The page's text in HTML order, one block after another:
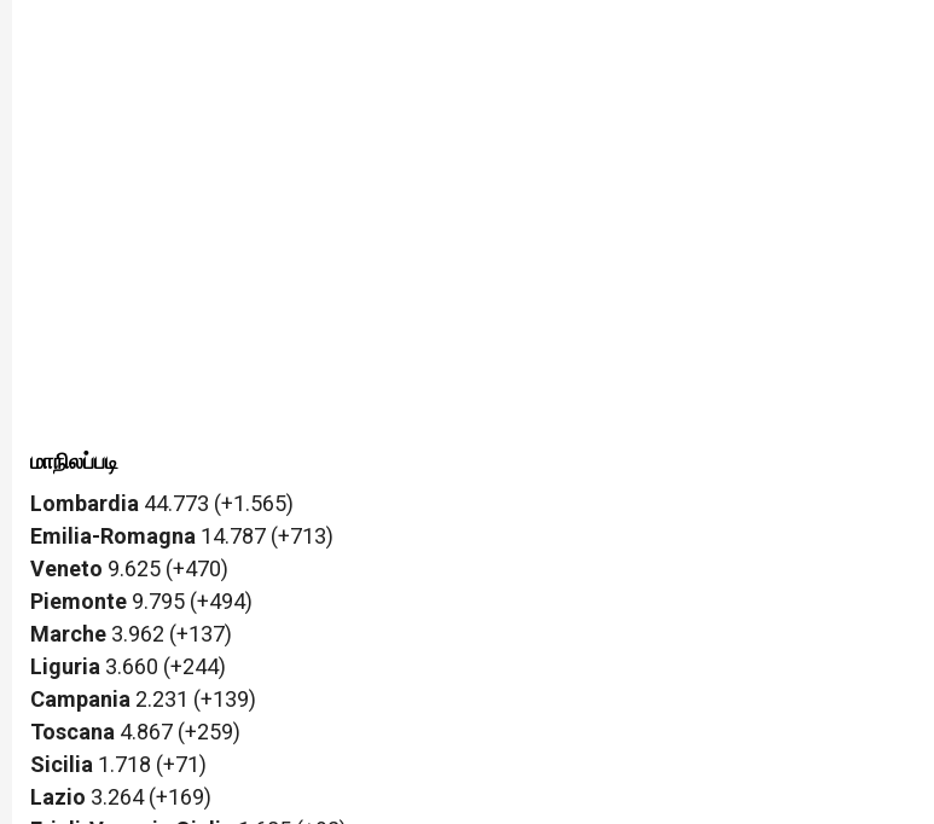
மாநிலப்படி
Lombardia 44.773 (+1.565)
Emilia-Romagna 14.787 (+713)
Veneto 9.625 (+470)
Piemonte 9.795 (+494)
Marche 3.962 (+137)
Liguria 3.660 (+244)
Campania 2.231 (+139)
Toscana 4.867 (+259)
Sicilia 1.718 (+71)
Lazio 3.264 (+169)